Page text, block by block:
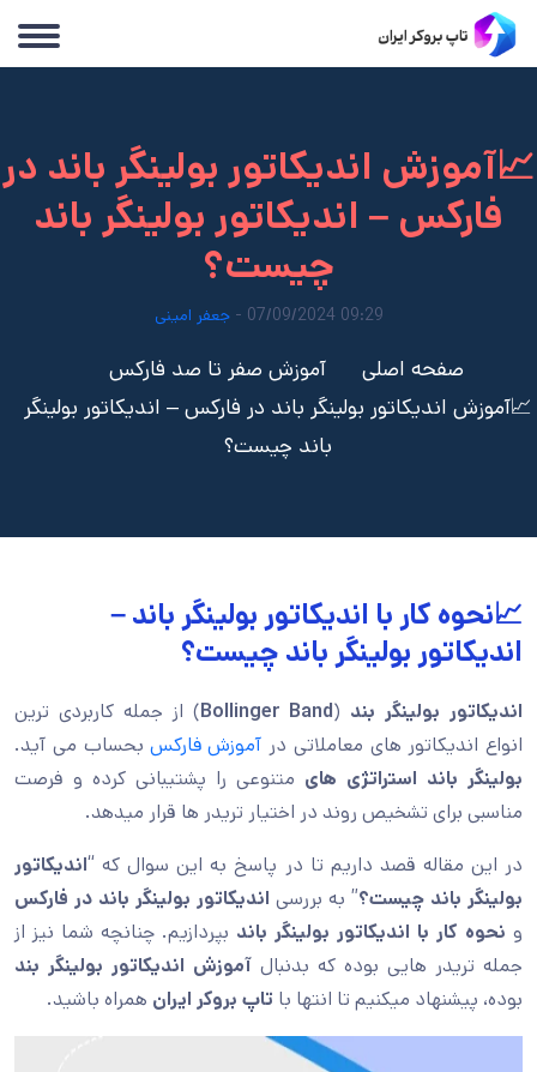
📈آموزش اندیکاتور بولینگر باند در
فارکس – اندیکاتور بولینگر باند
چیست؟
09:29 07/09/2024 - جعفر امینی
صفحه اصلی
آموزش صفر تا صد فارکس
📈آموزش اندیکاتور بولینگر باند در فارکس – اندیکاتور بولینگر
باند چیست؟
📈نحوه کار با اندیکاتور بولینگر باند –
اندیکاتور بولینگر باند چیست؟
اندیکاتور بولینگر بند (
Bollinger Band
) از جمله کاربردی ترین
انواع اندیکاتور های معاملاتی در آموزش فارکسبحساب می آید.
بولینگر باند استراتژی های متنوعی را پشتیبانی کرده و فرصت
مناسبی برای تشخیص روند در اختیار تریدر ها قرار میدهد.
در این مقاله قصد داریم تا در پاسخ به این سوال که “اندیکاتور
بولینگر باند چیست؟” به بررسی اندیکاتور بولینگر باند در فارکس
و نحوه کار با اندیکاتور بولینگر باند بپردازیم. چنانچه شما نیز از
جمله تریدر هایی بوده که بدنبال آموزش اندیکاتور بولینگر بند
بوده، پیشنهاد میکنیم تا انتها با تاپ بروکر ایران همراه باشید.